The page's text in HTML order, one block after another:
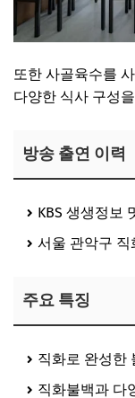
또한 사골육수를
다양한 식사 구성
방송 출연 이력
KBS 생생정보
서울 관악구 직
주요 특징
직화로 완성한
직화불백과 다